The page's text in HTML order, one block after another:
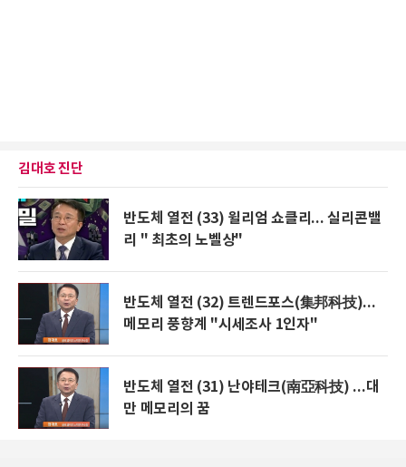
김대호 진단
반도체 열전 (33) 윌리엄 쇼클리... 실리콘밸
리 " 최초의 노벨상"
반도체 열전 (32) 트렌드포스(集邦科技)...
메모리 풍향계 "시세조사 1인자"
반도체 열전 (31) 난야테크(南亞科技) ...대
만 메모리의 꿈